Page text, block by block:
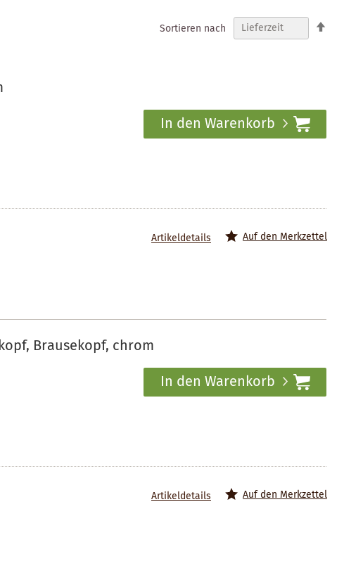
Sortieren nach
In den Warenkorb
Auf den Merkzettel
Artikeldetails
Brausekopf, chrom
In den Warenkorb
Auf den Merkzettel
Artikeldetails